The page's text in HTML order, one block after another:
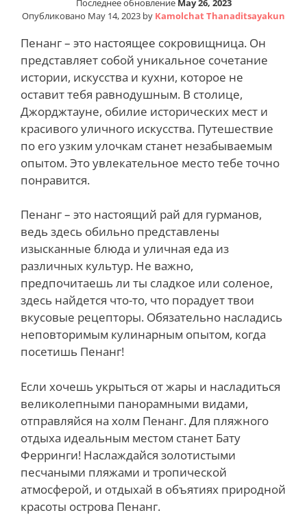
Последнее обновление May 26, 2023
Опубликовано May 14, 2023 by Kamolchat Thanaditsayakun
Пенанг – это настоящее сокровищница. Он
представляет собой уникальное сочетание
истории, искусства и кухни, которое не
оставит тебя равнодушным. В столице,
Джорджтауне, обилие исторических мест и
красивого уличного искусства. Путешествие
по его узким улочкам станет незабываемым
опытом. Это увлекательное место тебе точно
понравится.
Пенанг – это настоящий рай для гурманов,
ведь здесь обильно представлены
изысканные блюда и уличная еда из
различных культур. Не важно,
предпочитаешь ли ты сладкое или соленое,
здесь найдется что-то, что порадует твои
вкусовые рецепторы. Обязательно насладись
неповторимым кулинарным опытом, когда
посетишь Пенанг!
Если хочешь укрыться от жары и насладиться
великолепными панорамными видами,
отправляйся на холм Пенанг. Для пляжного
отдыха идеальным местом станет Бату
Ферринги! Наслаждайся золотистыми
песчаными пляжами и тропической
атмосферой, и отдыхай в объятиях природной
красоты острова Пенанг.